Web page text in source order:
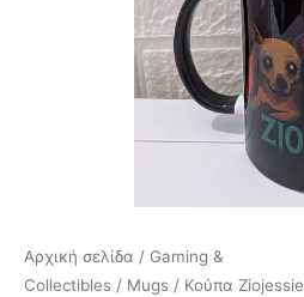
Αρχική σελίδα / Gaming &
Collectibles / Mugs / Κούπα Ziojessie